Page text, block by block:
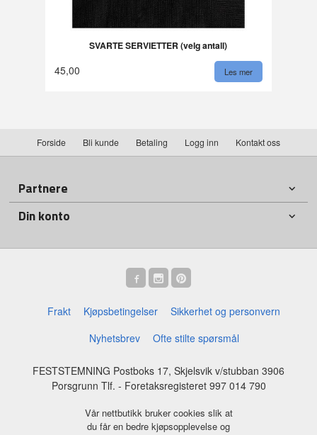
SVARTE SERVIETTER (velg antall)
45,00 Les mer
Forside Bli kunde Betaling Logg inn Kontakt oss
Partnere
Din konto
Frakt Kjøpsbetingelser
Sikkerhet og personvern
Nyhetsbrev
Ofte stilte spørsmål
FESTSTEMNING Postboks 17, Skjelsvik v/stubban 3906
Porsgrunn Tlf. - Foretaksregisteret 997 014 790
Vår nettbutikk bruker cookies slik at
du får en bedre kjøpsopplevelse og